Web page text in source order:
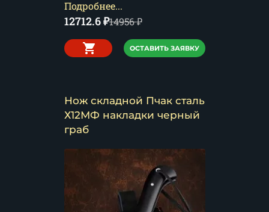
Подробнее...
12712.6₽14956₽
ОСТАВИТЬ ЗАЯВКУ
Нож складной Пчак сталь
Х12МФ накладки черный
граб